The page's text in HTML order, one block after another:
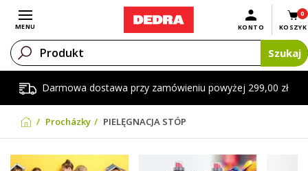
Darmowa dostawa przy zamówieniu powyżej 299,00 zł
Otwórz menu
MENU
0
KOSZYK
KONTO
Szukaj
Procházky PIELĘGNACJA STÓP